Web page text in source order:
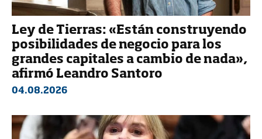
Ley de Tierras: «Están construyendo
posibilidades de negocio para los
grandes capitales a cambio de nada»,
afirmó Leandro Santoro
04.08.2026